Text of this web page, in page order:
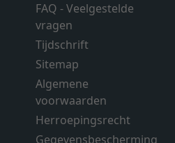
FAQ - Veelgestelde
vragen
Tijdschrift
Sitemap
Algemene
voorwaarden
Herroepingsrecht
Gegevensbescherming